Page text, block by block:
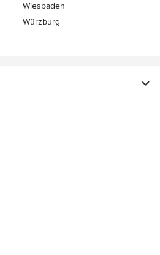
Wiesbaden
Würzburg